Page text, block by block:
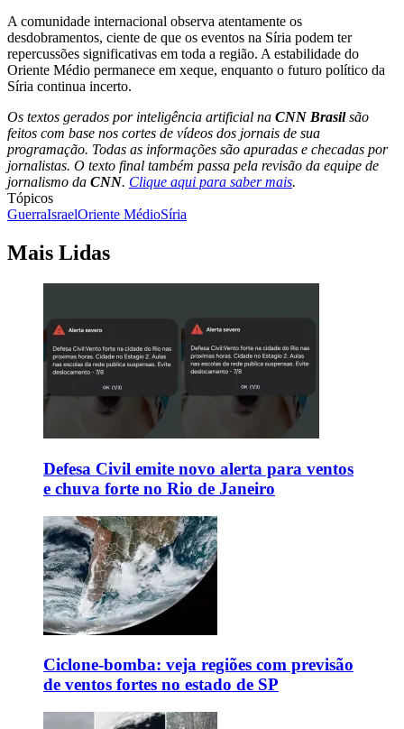
A comunidade internacional observa atentamente os
desdobramentos, ciente de que os eventos na Síria podem ter
repercussões significativas em toda a região. A estabilidade do
Oriente Médio permanece em xeque, enquanto o futuro político da
Síria continua incerto.
Os textos gerados por inteligência artificial na CNN Brasilsão
feitos com base nos cortes de vídeos dos jornais de sua
programação. Todas as informações são apuradas e checadas por
jornalistas. O texto final também passa pela revisão da equipe de
jornalismo da CNN. Clique aqui para saber mais.
Tópicos
GuerraIsraelOriente MédioSíria
Mais Lidas
Defesa Civil emite novo alerta para ventos
e chuva forte no Rio de Janeiro
Ciclone-bomba: veja regiões com previsão
de ventos fortes no estado de SP